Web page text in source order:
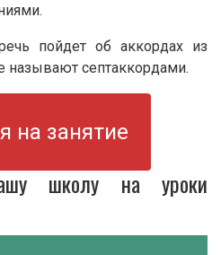
пойдет об аккордах из
называют септаккордами.
на занятие
школу на уроки